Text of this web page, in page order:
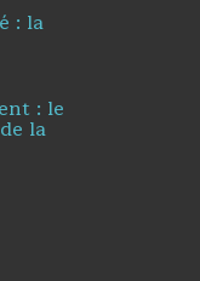
: la
: le
la